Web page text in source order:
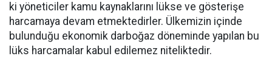
ki yöneticiler kamu kaynaklarını lükse ve gösterişe
harcamaya devam etmektedirler. Ülkemizin içinde
bulunduğu ekonomik darboğaz döneminde yapılan bu
lüks harcamalar kabul edilemez niteliktedir.